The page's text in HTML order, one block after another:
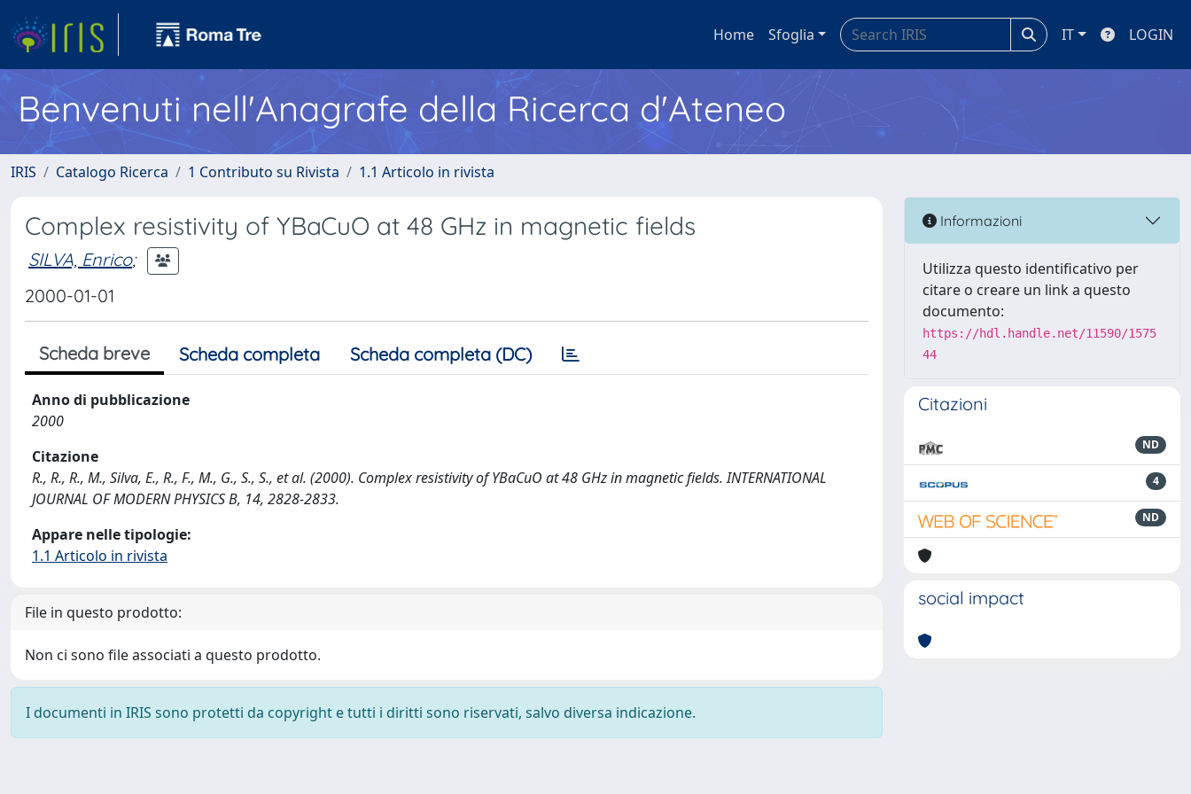
Home Sfoglia IT LOGIN
Benvenuti nell'Anagrafe della Ricerca d'Ateneo
IRIS Catalogo Ricerca 1 Contributo su Rivista 1.1 Articolo in rivista
Complex resistivity of YBaCuO at 48 GHz in magnetic fields
SILVA, Enrico;
2000-01-01
Scheda breve Scheda completa Scheda completa (DC)
Anno di pubblicazione
2000
Citazione
R., R., R., M., Silva, E., R., F., M., G., S., S., et al. (2000). Complex resistivity of YBaCuO at 48 GHz in magnetic fields. INTERNATIONAL
JOURNAL OF MODERN PHYSICS B, 14, 2828-2833.
Appare nelle tipologie:
1.1 Articolo in rivista
File in questo prodotto:
Non ci sono file associati a questo prodotto.
I documenti in IRIS sono protetti da copyright e tutti i diritti sono riservati, salvo diversa indicazione.
Informazioni
Utilizza questo identificativo per
citare o creare un link a questo
documento:
https://hdl.handle.net/11590/1575
44
Citazioni
ND
4
ND
social impact